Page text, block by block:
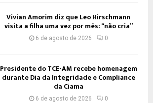
Vivian Amorim diz que Leo Hirschmann
visita a filha uma vez por mês: “não cria”
6 de agosto de 2026 0
Presidente do TCE-AM recebe homenagem
durante Dia da Integridade e Compliance
da Ciama
6 de agosto de 2026 0